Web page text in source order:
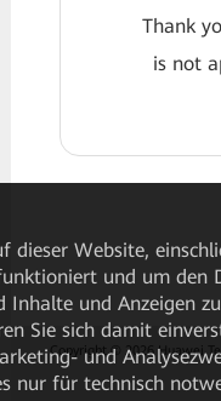
Thank
is not
Copyright © 2026 Huawei
dieser Website,
und um den
Inhalte und Anzeigen
Sie sich damit
und
nur für technisch